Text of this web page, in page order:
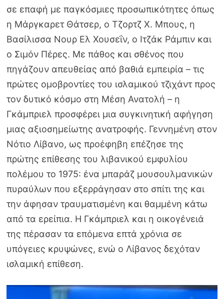
σε επαφή με παγκόσμιες προσωπικότητες όπως
η Μάργκαρετ Θάτσερ, ο Τζορτζ Χ. Μπους, η
Βασίλισσα Νουρ Ελ Χουσεΐν, ο Ιτζάκ Ράμπιν και
ο Σιμόν Πέρες. Με πάθος και σθένος που
πηγάζουν απευθείας από βαθιά εμπειρία – τις
πρώτες ομοβροντίες του ισλαμικού τζιχάντ προς
τον δυτικό κόσμο στη Μέση Ανατολή – η
Γκάμπριελ προσφέρει μια συγκινητική αφήγηση
μιας αξιοσημείωτης ανατροφής. Γεννημένη στον
Νότιο Λίβανο, ως προέφηβη επέζησε της
πρώτης επίθεσης του λιβανικού εμφυλίου
πολέμου το 1975: ένα μπαράζ μουσουλμανικών
πυραύλων που εξερράγησαν στο σπίτι της και
την άφησαν τραυματισμένη και θαμμένη κάτω
από τα ερείπια. Η Γκάμπριελ και η οικογένειά
της πέρασαν τα επόμενα επτά χρόνια σε
υπόγειες κρυψώνες, ενώ ο Λίβανος δεχόταν
ισλαμική επίθεση.